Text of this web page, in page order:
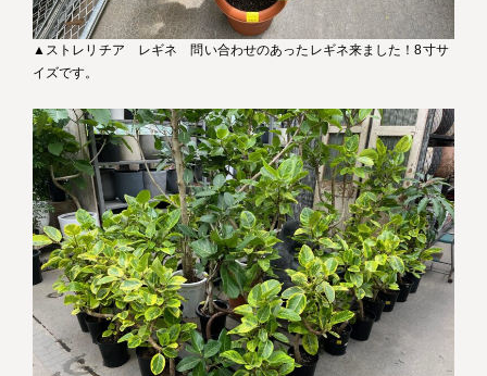
▲ストレリチア レギネ 問い合わせのあったレギネ来ました！8寸サ
イズです。